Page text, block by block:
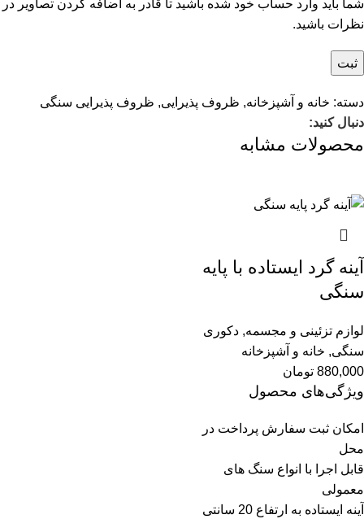
شما باید وارد حساب خود شده باشید تا قادر به اضافه کردن تصاویر در
نظرات باشید.
دسته: خانه و آشپزخانه, ظروف پذیرایی, ظروف پذیرایی سنگی
دنبال کنید:
محصولات مشابه
آینه گرد ایستاده با پایه
سنگی
لوازم تزئینی و مجسمه, دکوری
سنگی, خانه و آشپزخانه
880,000 تومان
ویژگی‌های محصول
امکان ثبت سفارش پرداخت در
محل
قابل اجرا با انواع سنگ های
معمولی
آینه ایستاده به ارتفاع 20 سانتی